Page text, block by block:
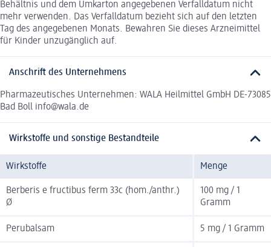
Behältnis und dem Umkarton angegebenen Verfalldatum nicht
mehr verwenden. Das Verfalldatum bezieht sich auf den letzten
Tag des angegebenen Monats. Bewahren Sie dieses Arzneimittel
für Kinder unzugänglich auf.
Anschrift des Unternehmens
Pharmazeutisches Unternehmen: WALA Heilmittel GmbH DE-73085
Bad Boll info@wala.de
Wirkstoffe und sonstige Bestandteile
Wirkstoffe Menge
Berberis e fructibus ferm 33c (hom./anthr.)
Ø
100 mg / 1
Gramm
Perubalsam 5 mg / 1 Gramm